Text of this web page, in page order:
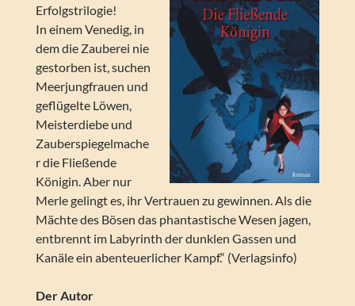
Erfolgstrilogie!
In einem Venedig, in
dem die Zauberei nie
gestorben ist, suchen
Meerjungfrauen und
geflügelte Löwen,
Meisterdiebe und
Zauberspiegelmache
r die Fließende
Königin. Aber nur
Merle gelingt es, ihr Vertrauen zu gewinnen. Als die
Mächte des Bösen das phantastische Wesen jagen,
entbrennt im Labyrinth der dunklen Gassen und
Kanäle ein abenteuerlicher Kampf.“ (Verlagsinfo)
Der Autor